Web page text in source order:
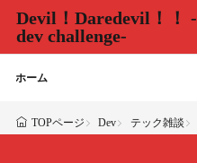
Devil！Daredevil！！ -
dev challenge-
ホーム
TOPページ Dev テック雑談